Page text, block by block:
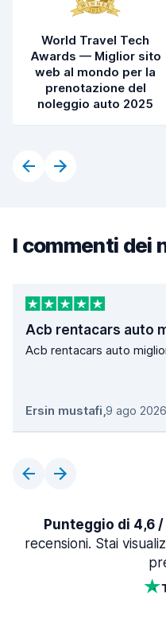
World Travel Tech
Awards — Miglior sito
web al mondo per la
prenotazione del
noleggio auto 2025
I commenti dei
Acb rentacars auto
Acb rentacars auto
Ersin mustafi,9 ago 2026
Punteggio di 4,6 /
recensioni. Stai